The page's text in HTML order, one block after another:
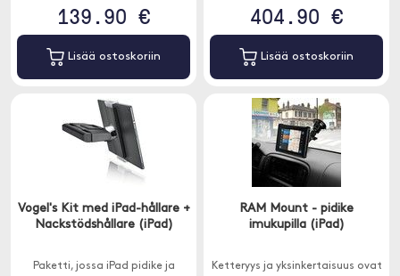
139.90 €
Lisää ostoskoriin
404.90 €
Lisää ostoskoriin
Vogel's Kit med iPad-hållare +
Nackstödshållare (iPad)
Paketti, jossa iPad pidike ja
RAM Mount - pidike
imukupilla (iPad)
Ketteryys ja yksinkertaisuus ovat